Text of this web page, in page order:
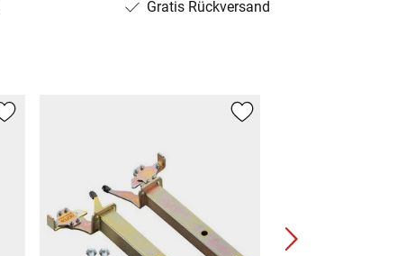
Gratis Rückversand